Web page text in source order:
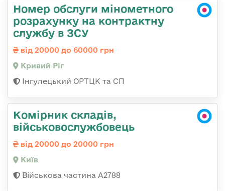
Номер обслуги мінометного
розрахунку на контрактну
службу в ЗСУ
від 20000 до 60000 грн
Кривий Ріг
Інгулецький ОРТЦК та СП
Комірник складів,
військовослужбовець
від 20000 до 20000 грн
Київ
Військова частина А2788